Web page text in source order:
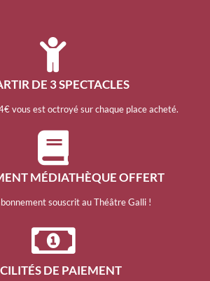
DE 3 SPECTACLES
vous est octroyé sur chaque place acheté.
MÉDIATHÈQUE OFFERT
souscrit au Théâtre Galli !
DE PAIEMENT